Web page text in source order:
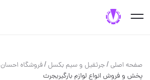
صفحه اصلی/جرثقيل و سيم بكسل/فروشگاه احسان
پخش و فروش انواع لوازم بارگیريجرث